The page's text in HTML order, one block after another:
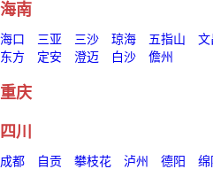
海南
海口 三亚 三沙 琼海 五指山 文
东方
定安 澄迈 白沙 儋州
重庆
四川
成都 自贡 攀枝花 泸州 德阳 绵